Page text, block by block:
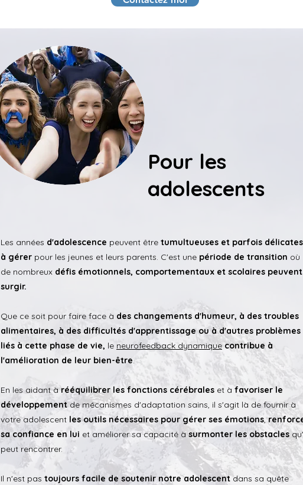
Pour les
adolescents
Les années d'adolescence peuvent être tumultueuses et parfois délicates
à gérer pour les jeunes et leurs parents. C'est une période de transition où
de nombreux défis émotionnels, comportementaux et scolaires peuvent
surgir.
Que ce soit pour faire face à des changements d'humeur, à des troubles
alimentaires, à des difficultés d'apprentissage ou à d'autres problèmes
liés à cette phase de vie, le neurofeedback dynamique contribue à
l'amélioration de leur bien-être.
En les aidant àrééquilibrer les fonctions cérébrales et à favoriser le
développement de mécanismes d'adaptation sains, il s'agit là de fournir à
votre adolescent les outils nécessaires pour gérer ses émotions,
sa confiance en lui et améliorer sa capacité àsurmonter les obstacles
peut rencontrer.
Il n'est pas toujours facile de soutenir notre adolescentdans sa quête